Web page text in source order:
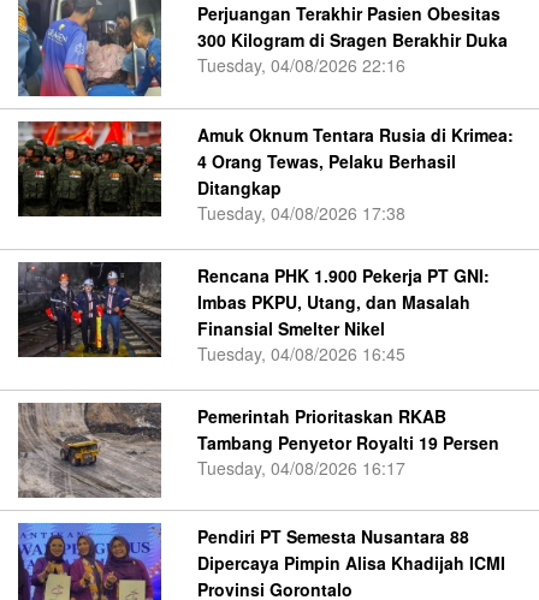
Perjuangan Terakhir Pasien Obesitas
300 Kilogram di Sragen Berakhir Duka
Tuesday, 04/08/2026 22:16
Amuk Oknum Tentara Rusia di Krimea:
4 Orang Tewas, Pelaku Berhasil
Ditangkap
Tuesday, 04/08/2026 17:38
Rencana PHK 1.900 Pekerja PT GNI:
Imbas PKPU, Utang, dan Masalah
Finansial Smelter Nikel
Tuesday, 04/08/2026 16:45
Pemerintah Prioritaskan RKAB
Tambang Penyetor Royalti 19 Persen
Tuesday, 04/08/2026 16:17
Pendiri PT Semesta Nusantara 88
Dipercaya Pimpin Alisa Khadijah ICMI
Provinsi Gorontalo